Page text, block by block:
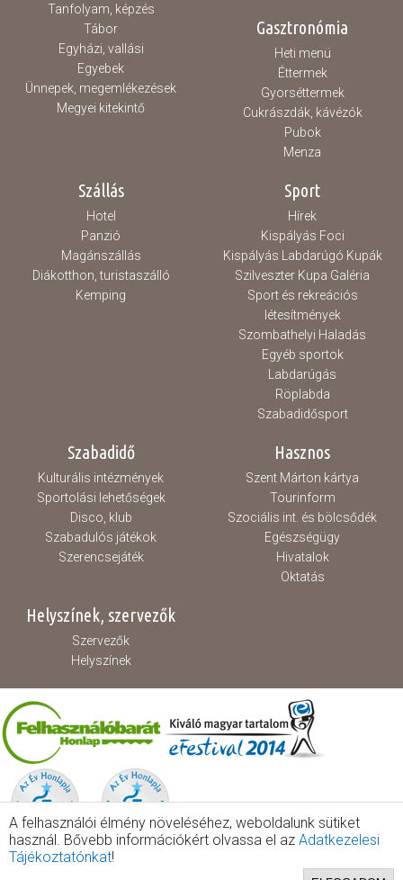
Tanfolyam, képzés
Tábor
Egyházi, vallási
Egyebek
Ünnepek, megemlékezések
Megyei kitekintő
Gasztronómia
Heti menü
Éttermek
Gyorséttermek
Cukrászdák, kávézók
Pubok
Menza
Szállás
Hotel
Panzió
Magánszállás
Diákotthon, turistaszálló
Kemping
Sport
Hírek
Kispályás Foci
Kispályás Labdarúgó Kupák
Szilveszter Kupa Galéria
Sport és rekreációs
létesítmények
Szombathelyi Haladás
Egyéb sportok
Labdarúgás
Röplabda
Szabadidősport
Szabadidő
Kulturális intézmények
Sportolási lehetőségek
Disco, klub
Szabadulós játékok
Szerencsejáték
Hasznos
Szent Márton kártya
Tourinform
Szociális int. és bölcsődék
Egészségügy
Hivatalok
Oktatás
Helyszínek, szervezők
Szervezők
Helyszínek
A felhasználói élmény növeléséhez, weboldalunk sütiket
használ. Bővebb információkért olvassa el az Adatkezelesi
Tájékoztatónkat!